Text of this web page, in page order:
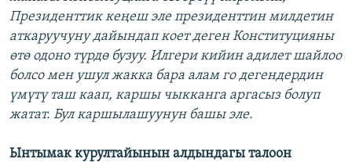
Президенттик кеңеш эле президенттин милдетин
аткаруучуну дайындап коет деген Конституцияны
өтө одоно түрдө бузуу. Илгери кийин адилет шайлоо
болсо мен ушул жакка бара алам го дегендердин
үмүтү таш каап, каршы чыкканга аргасыз болуп
жатат. Бул каршылашуунун башы эле.
Ынтымак курултайынын алдындагы талоон